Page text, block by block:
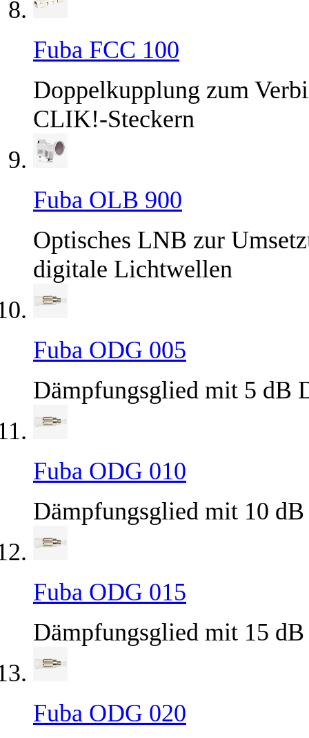
Fuba FCC 100
Doppelkupplung zum
CLIK!-Steckern
Fuba OLB 900
Optisches LNB zur
digitale Lichtwellen
Fuba ODG 005
Dämpfungsglied mit 5 dB
Fuba ODG 010
Dämpfungsglied mit 10
Fuba ODG 015
Dämpfungsglied mit 15
Fuba ODG 020